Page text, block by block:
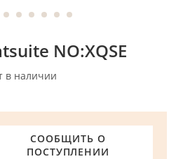
NO:XQSE
в наличии
СООБЩИТЬ О
ПОСТУПЛЕНИИ